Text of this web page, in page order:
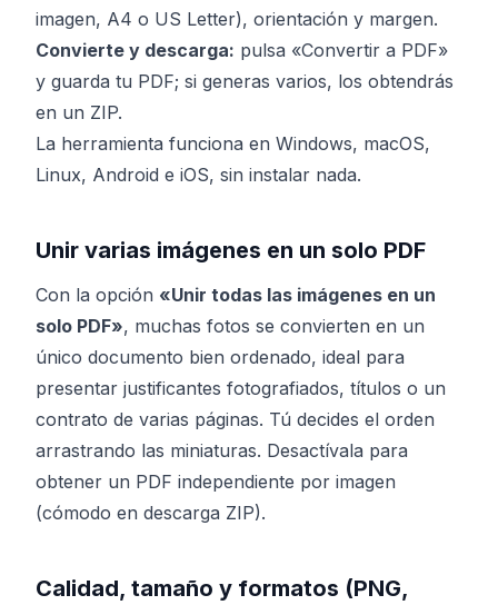
imagen, A4 o US Letter), orientación y margen.
Convierte y descarga: pulsa «Convertir a PDF»
y guarda tu PDF; si generas varios, los obtendrás
en un ZIP.
La herramienta funciona en Windows, macOS,
Linux, Android e iOS, sin instalar nada.
Unir varias imágenes en un solo PDF
Con la opción «Unir todas las imágenes en un
solo PDF», muchas fotos se convierten en un
único documento bien ordenado, ideal para
presentar justificantes fotografiados, títulos o un
contrato de varias páginas. Tú decides el orden
arrastrando las miniaturas. Desactívala para
obtener un PDF independiente por imagen
(cómodo en descarga ZIP).
Calidad, tamaño y formatos (PNG,